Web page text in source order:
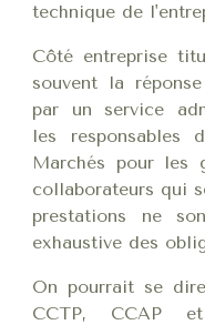
technique de
Côté entreprise
souvent la
par un service
les responsables
Marchés pour les
collaborateurs qui
prestations ne
exhaustive des
On pourrait se
CCTP, CCAP